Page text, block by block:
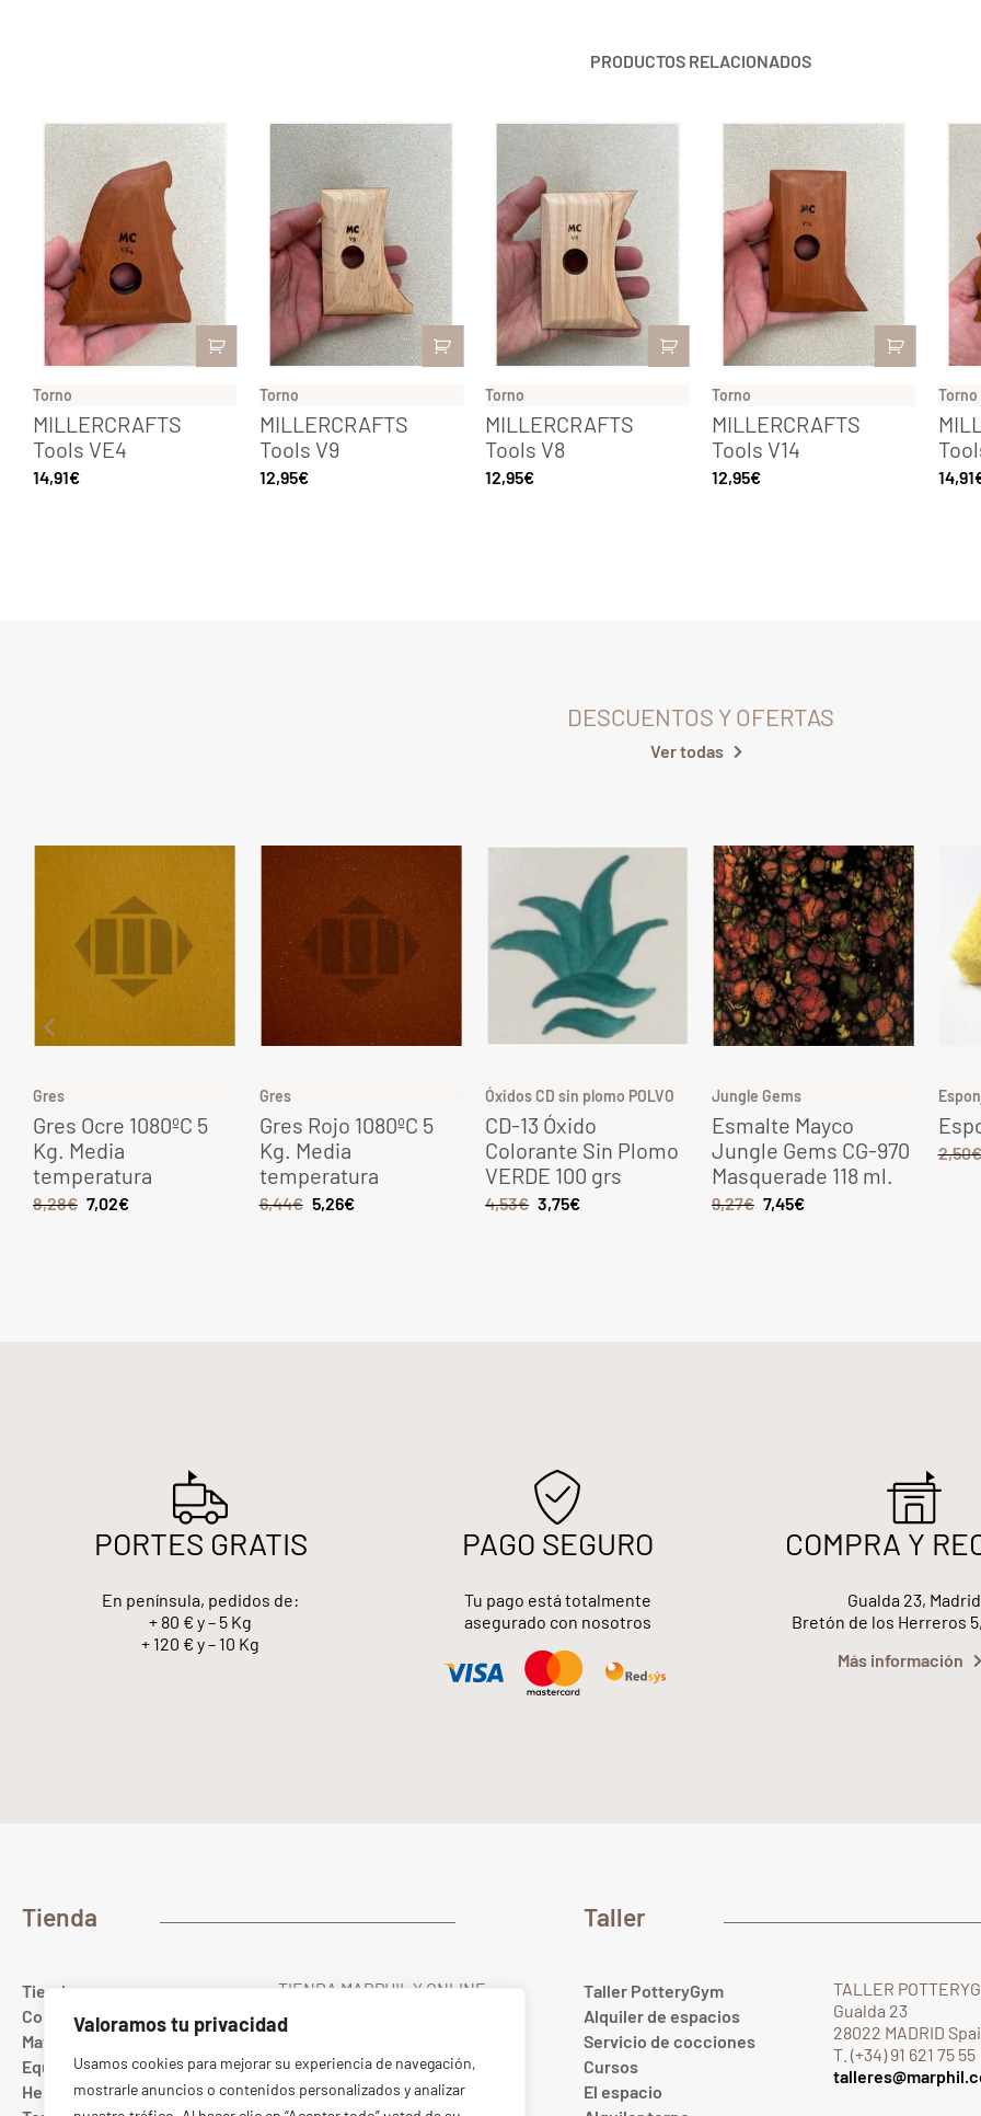
Valoramos tu privacidad
Usamos cookies para mejorar su experiencia de navegación,
mostrarle anuncios o contenidos personalizados y analizar
PRODUCTOS RELACIONADOS
Torno
MILLERCRAFTS
Tools VE4
14,91€
Torno
MILLERCRAFTS
Tools V9
12,95€
Torno
MILLERCRAFTS
Tools V8
12,95€
Torno
MILLERCRAFTS
Tools V14
12,95€
Torno
14,91
DESCUENTOS Y OFERTAS
Ver todas
Gres
Gres Ocre 1080ºC 5
Kg. Media
temperatura
8,28€ 7,02€
Gres
Gres Rojo 1080ºC 5
Kg. Media
temperatura
6,44€ 5,26€
Óxidos CD sin plomo POLVO
CD-13 Óxido
Colorante Sin Plomo
VERDE 100 grs
4,53€ 3,75€
Jungle Gems
Esmalte Mayco
Jungle Gems CG-970
Masquerade 118 ml.
9,27€ 7,45€
2,50€
PORTES GRATIS
En península, pedidos de:
+ 80 € y – 5 Kg
+ 120 € y – 10 Kg
PAGO SEGURO
Tu pago está totalmente
asegurado con nosotros
COMPRA Y
Gualda 23, Madrid
Bretón de los Herreros
Más información
Tienda
Tienda
Colores
Materias primas
Equipamiento cerámico
Herramientas
TIENDA MARPHIL Y ONLINE
28022 MADRID Spain
T. (+34) 91 367 67 40
Whatsapp689 10 20 88
ONLINE:pedidos@marphil.com
Taller
Taller PotteryGym
Alquiler de espacios
Servicio de cocciones
Cursos
El espacio
TALLER
Gualda 23
28022 MADRID
T. (+34) 91 621 75 55